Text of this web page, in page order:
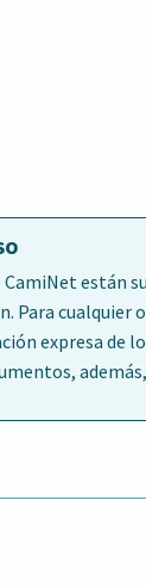
están
Para
expresa de